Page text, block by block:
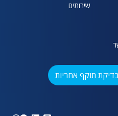
שירותים
תוקף אחריות